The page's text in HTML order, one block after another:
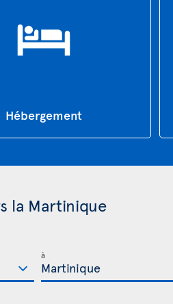
Hébergement
la Martinique
à